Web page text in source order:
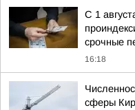
С 1
срочные
16:18
сферы